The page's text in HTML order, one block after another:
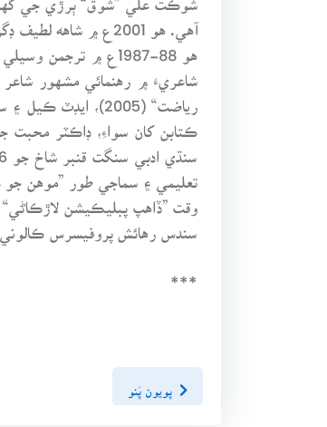
آهي. هو 2001ع ۾ شاهه لطيف ڊگري ڪاليج قنبر ۾ فزڪس جو ليڪچرر مقرر ٿيو. هاڻ گورنمينٽ ڊگري ڪاليج لاڙڪاڻي ۾ سندس مقرري آهي.
هو 88-1987ع ۾
تعليمي ۽ سماجي طور ”موهن
وقت ”ڏاهپ پبليڪيشن
سندس رهائش پروفيسرس
***
پويون پَنو